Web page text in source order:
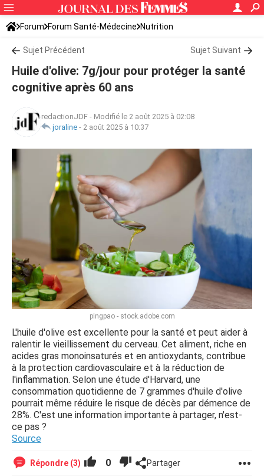
Forum Forum Santé-Médecine Nutrition
Sujet Précédent Sujet Suivant
Huile d'olive: 7g/jour pour protéger la santé
cognitive après 60 ans
redactionJDF - Modifié le 2 août 2025 à 02:08
joraline - 2 août 2025 à 10:37
pingpao - stock.adobe.com
L'huile d'olive est excellente pour la santé et peut aider à
ralentir le vieillissement du cerveau. Cet aliment, riche en
acides gras monoinsaturés et en antioxydants, contribue
à la protection cardiovasculaire et à la réduction de
l'inflammation. Selon une étude d'Harvard, une
consommation quotidienne de 7 grammes d'huile d'olive
pourrait même réduire le risque de décès par démence de
28%. C'est une information importante à partager, n'est-
ce pas ?
Source
Répondre (3) 0 Partager